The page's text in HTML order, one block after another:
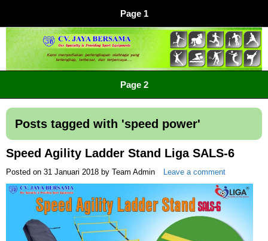
Page 1
CV JAYA BERSAMA Co Id
Menyediakan Semua Perlengkapan Olahraga Yang
Page 2
Posts tagged with 'speed power'
Speed Agility Ladder Stand Liga SALS-6
Posted on 31 Januari 2018 by Team Admin Leave a comment